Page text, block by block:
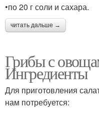
•по 20 г соли и сахара.
читать дальше →
Грибы с
Ингредиенты
Для приготовления
нам потребуется: